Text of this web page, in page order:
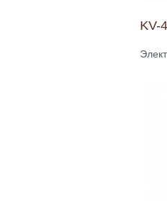
KV-